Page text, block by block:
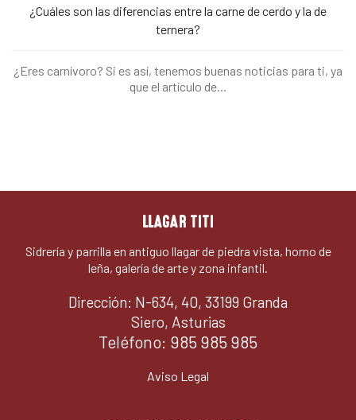
¿Cuáles son las diferencias entre la carne de cerdo y la de
ternera?
¿Eres carnívoro? Si es así, tenemos buenas noticias para ti, ya
que el artículo de...
LLAGAR TITI
Sidrería y parrilla en antiguo llagar de piedra vista, horno de
leña, galería de arte y zona infantil.
Dirección: N-634, 40, 33199 Granda
Siero, Asturias
Teléfono: 985 985 985
Aviso Legal